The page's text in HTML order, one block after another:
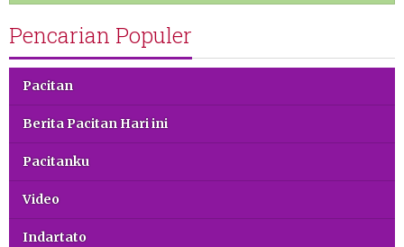
Pencarian Populer
Pacitan
Berita Pacitan Hari ini
Pacitanku
Video
Indartato